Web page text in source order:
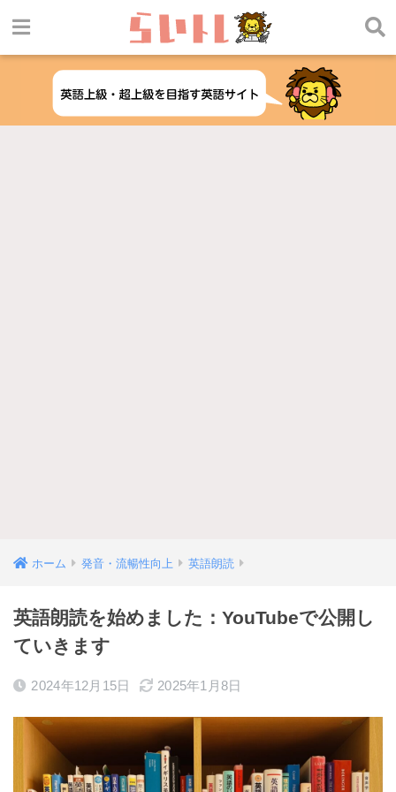
ホーム 発音・流暢性向上 英語朗読
英語朗読を始めました：YouTubeで公開し
ていきます
2024年12月15日 2025年1月8日